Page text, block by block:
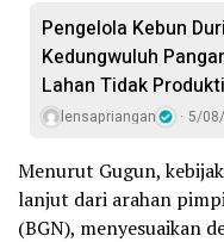
Pengelola Kebun
Kedungwuluh
Lahan Tidak
lensapriangan 5/
Menurut Gugun,
lanjut dari arahan
(BGN), menyesuaikan